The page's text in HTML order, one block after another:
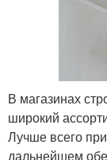
В магазинах
широкий
Лучше всего
дальнейшем